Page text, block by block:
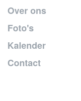
Over ons
Foto's
Kalender
Contact